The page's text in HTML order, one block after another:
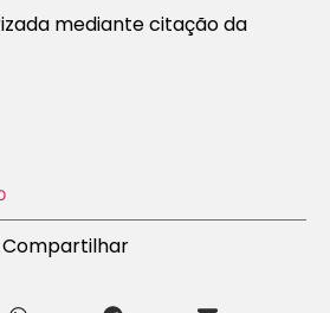
mediante citação da
Compartilhar